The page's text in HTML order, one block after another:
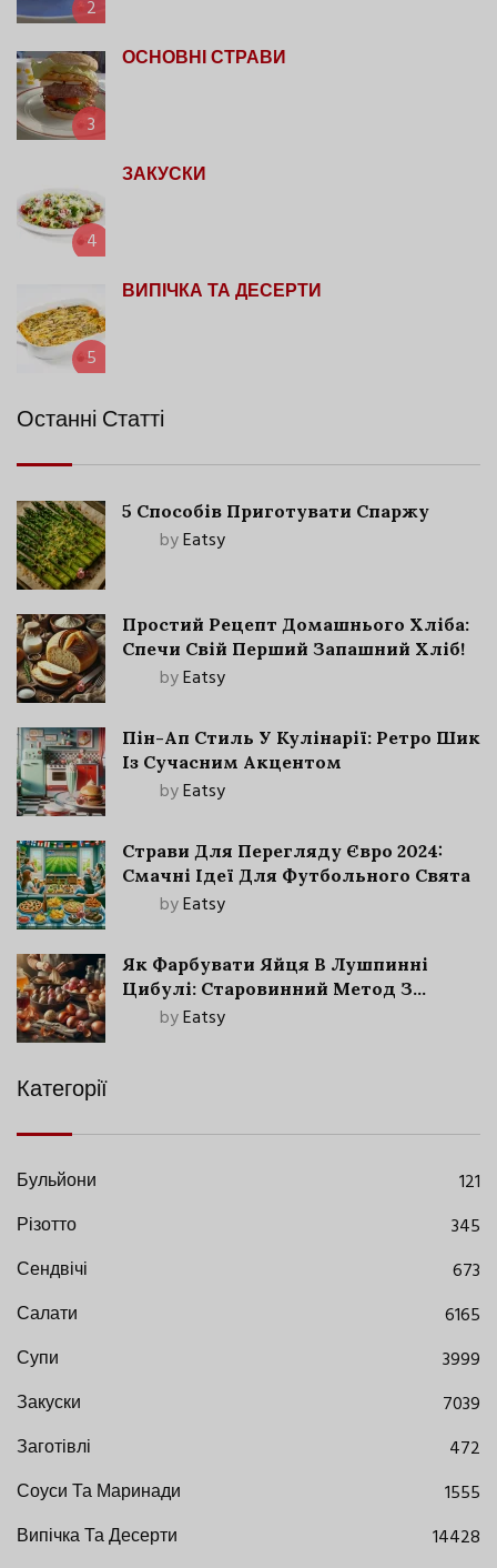
2
3
ОСНОВНІ СТРАВИ
4
ЗАКУСКИ
5
ВИПІЧКА ТА ДЕСЕРТИ
Останні Статті
5 Способів Приготувати Спаржу
byEatsy
Простий Рецепт Домашнього Хліба:
Спечи Свій Перший Запашний Хліб!
byEatsy
Пін-Ап Стиль У Кулінарії: Ретро Шик
Із Сучасним Акцентом
byEatsy
Страви Для Перегляду Євро 2024:
Смачні Ідеї Для Футбольного Свята
byEatsy
Як Фарбувати Яйця В Лушпинні
Цибулі: Старовинний Метод З
Сучасними Нюансами
byEatsy
Категорії
Бульйони
121
Різотто
345
Сендвічі
673
Салати
6165
Супи
3999
Закуски
7039
Заготівлі
472
Соуси Та Маринади
1555
Випічка Та Десерти
14428